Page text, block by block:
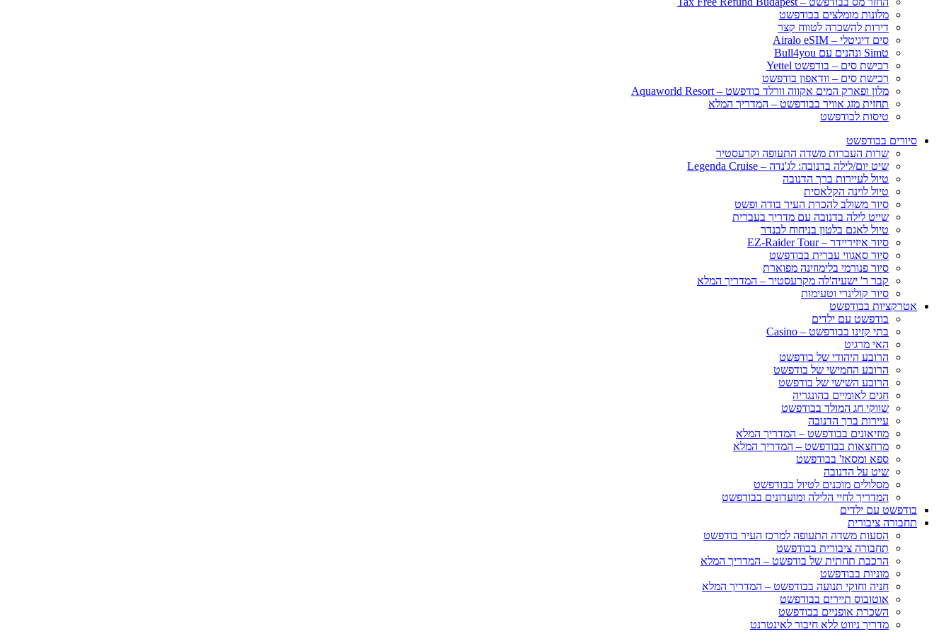
מלונות מומלצים בבודפשט
דירות להשכרה לטווח קצר
סים דיגיטלי – Airalo eSIM
טSim ונהנים עם Bull4you
רכישת סים – בודפשט Yettel
רכישת סים – וודאפון בודפשט
מלון ופארק המים אקווה וורלד בודפשט – Aquaworld Resort
תחזית מזג אוויר בבודפשט – המדריך המלא
טיסות לבודפשט
סיורים בבודפשט
שרות העברות משדה התעופה וקרעסטיר
שיט יום/לילה בדנובה: לג'נדה – Legenda Cruise
טיול לעיירות ברך הדנובה
טיול לוינה הקלאסית
סיור משולב להכרת העיר בודה ופשט
שייט לילה בדנובה עם מדריך בעברית
טיול לאגם בלטון בניחוח לבנדר
סיור איזיריידר – EZ-Raider Tour
סיור סאגווי עברית בבודפשט
סיור פנורמי בלימוזינה מפוארת
קבר ר' ישעיה'לה מקרעסטיר – המדריך המלא
סיור קולינרי וטעימות
אטרקציות בבודפשט
בודפשט עם ילדים
בתי קזינו בבודפשט – Casino
האי מרגיט
הרובע היהודי של בודפשט
הרובע החמישי של בודפשט
הרובע השישי של בודפשט
חגים לאומיים בהונגריה
שווקי חג המולד בבודפשט
עיירות ברך הדנובה
מוזיאונים בבודפשט – המדריך המלא
מרחצאות בבודפשט – המדריך המלא
ספא ומסאז' בבודפשט
שיט על הדנובה
מסלולים מוכנים לטיול בבודפשט
המדריך לחיי הלילה ומועדונים בבודפשט
בודפשט עם ילדים
תחבורה ציבורית
הסעות משדה התעופה למרכז העיר בודפשט
תחבורה ציבורית בבודפשט
הרכבת תחתית של בודפשט – המדריך המלא
מוניות בבודפשט
חניה וחוקי תנועה בבודפשט – המדריך המלא
אוטובוס תיירים בבודפשט
השכרת אופניים בבודפשט
מדריך ניווט ללא חיבור לאינטרנט